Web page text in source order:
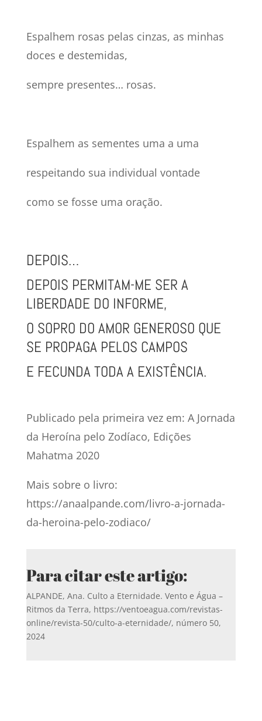
Espalhem rosas pelas cinzas, as minhas
doces e destemidas,
sempre presentes… rosas.
Espalhem as sementes uma a uma
respeitando sua individual vontade
como se fosse uma oração.
DEPOIS…
DEPOIS PERMITAM-ME SER A
LIBERDADE DO INFORME,
O SOPRO DO AMOR GENEROSO QUE
SE PROPAGA PELOS CAMPOS
E FECUNDA TODA A EXISTÊNCIA.
Publicado pela primeira vez em: A Jornada
da Heroína pelo Zodíaco, Edições
Mahatma 2020
Mais sobre o livro:
https://anaalpande.com/livro-a-jornada-
da-heroina-pelo-zodiaco/
Para citar este artigo:
ALPANDE, Ana. Culto a Eternidade. Vento e Água –
Ritmos da Terra, https://ventoeagua.com/revistas-
online/revista-50/culto-a-eternidade/, número 50,
2024